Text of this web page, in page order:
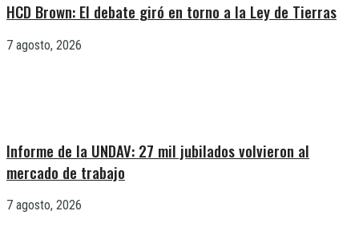
HCD Brown: El debate giró en torno a la Ley de Tierras
7 agosto, 2026
Informe de la UNDAV: 27 mil jubilados volvieron al
mercado de trabajo
7 agosto, 2026